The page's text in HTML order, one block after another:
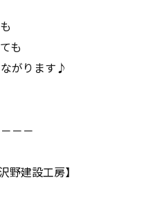
も
がります♪
－－
野建設工房】